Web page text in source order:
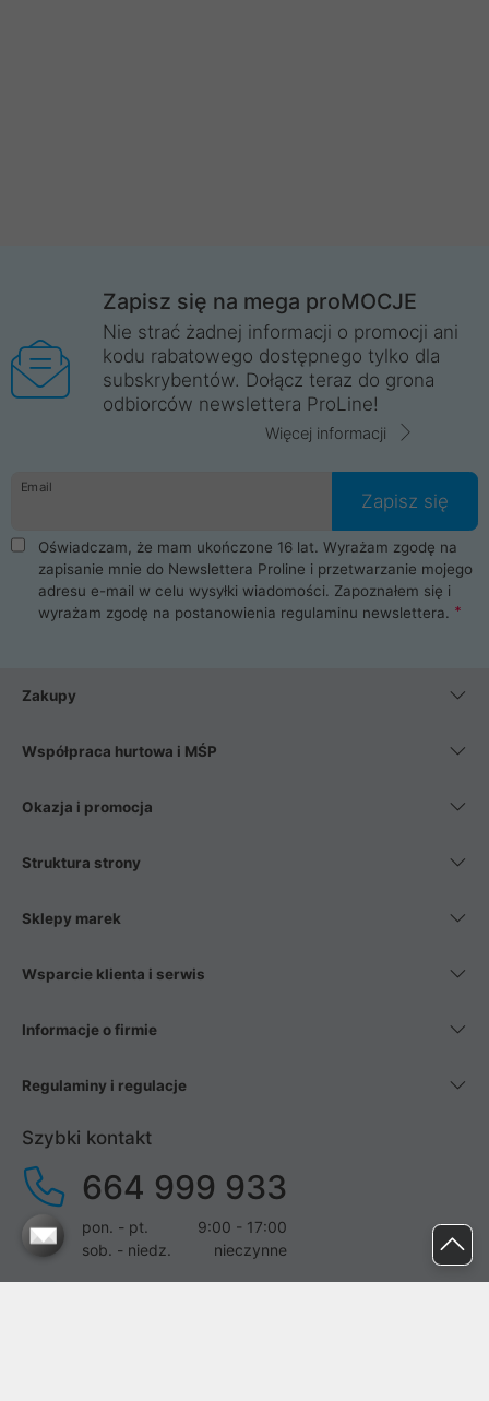
Zapisz się na mega proMOCJE
Nie strać żadnej informacji o promocji ani
kodu rabatowego dostępnego tylko dla
subskrybentów. Dołącz teraz do grona
odbiorców newslettera ProLine!
Więcej informacji
Email
Zapisz się
Oświadczam, że mam ukończone 16 lat. Wyrażam zgodę na
zapisanie mnie do Newslettera Proline i przetwarzanie mojego
adresu e-mail w celu wysyłki wiadomości. Zapoznałem się i
wyrażam zgodę na postanowienia regulaminu newslettera.
Zakupy
Współpraca hurtowa i MŚP
Okazja i promocja
Struktura strony
Sklepy marek
Wsparcie klienta i serwis
Informacje o firmie
Regulaminy i regulacje
Szybki kontakt
664 999 933
pon. - pt.
9:00 - 17:00
sob. - niedz.
nieczynne